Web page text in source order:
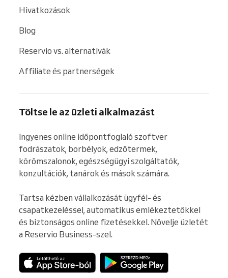
Hivatkozások
Blog
Reservio vs. alternatívák
Affiliate és partnerségek
Töltse le az üzleti alkalmazást
Ingyenes online időpontfoglaló szoftver
fodrászatok, borbélyok, edzőtermek,
körömszalonok, egészségügyi szolgáltatók,
konzultációk, tanárok és mások számára.
Tartsa kézben vállalkozását ügyfél- és
csapatkezeléssel, automatikus emlékeztetőkkel
és biztonságos online fizetésekkel. Növelje üzletét
a Reservio Business-szel.